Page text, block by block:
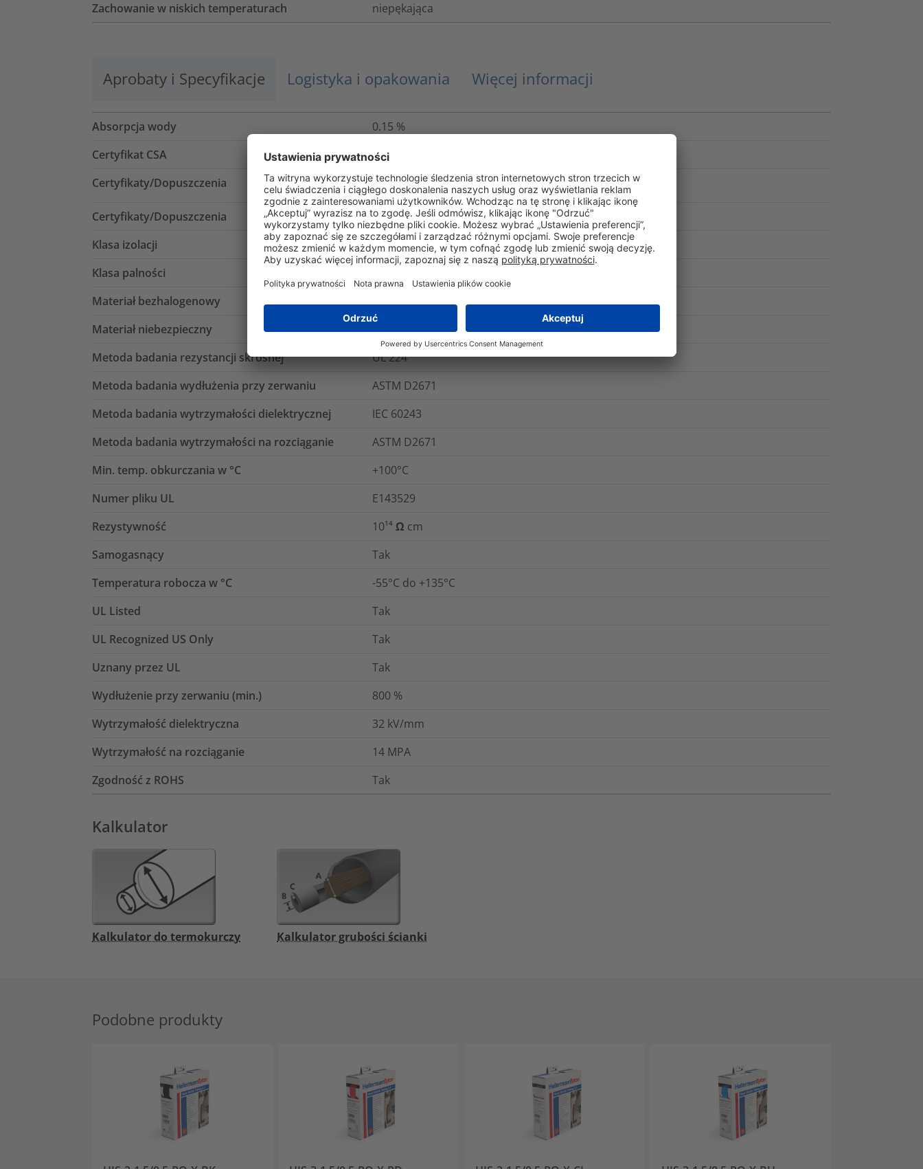
Zachowanie w niskich temperaturach
niepękająca
Aprobaty i Specyfikacje Logistyka i opakowania Więcej informacji
Absorpcja wody 0.15 %
Certyfikat CSA
Tak
Certyfikaty/Dopuszczenia
Certyfikaty/Dopuszczenia
ANSI/UL 224, C22.2 no. 198.1-06
Klasa izolacji
B (VDE 0530)
Klasa palności
Materiał bezhalogenowy
Nie
Materiał niebezpieczny
Nie
Metoda badania rezystancji skrośnej
UL 224
Metoda badania wydłużenia przy zerwaniu
ASTM D2671
Metoda badania wytrzymałości dielektrycznej
IEC 60243
Metoda badania wytrzymałości na rozciąganie
ASTM D2671
Min. temp. obkurczania w °C
+100°C
Numer pliku UL
E143529
Rezystywność
10¹⁴ Ω cm
Samogasnący
Tak
Temperatura robocza w °C
-55°C do +135°C
UL Listed
Tak
UL Recognized US Only
Tak
Uznany przez UL
Tak
Wydłużenie przy zerwaniu (min.)
800 %
Wytrzymałość dielektryczna
32 kV/mm
Wytrzymałość na rozciąganie
14 MPA
Zgodność z ROHS
Tak
Kalkulator
Kalkulator do termokurczy Kalkulator grubości ścianki
Podobne produkty